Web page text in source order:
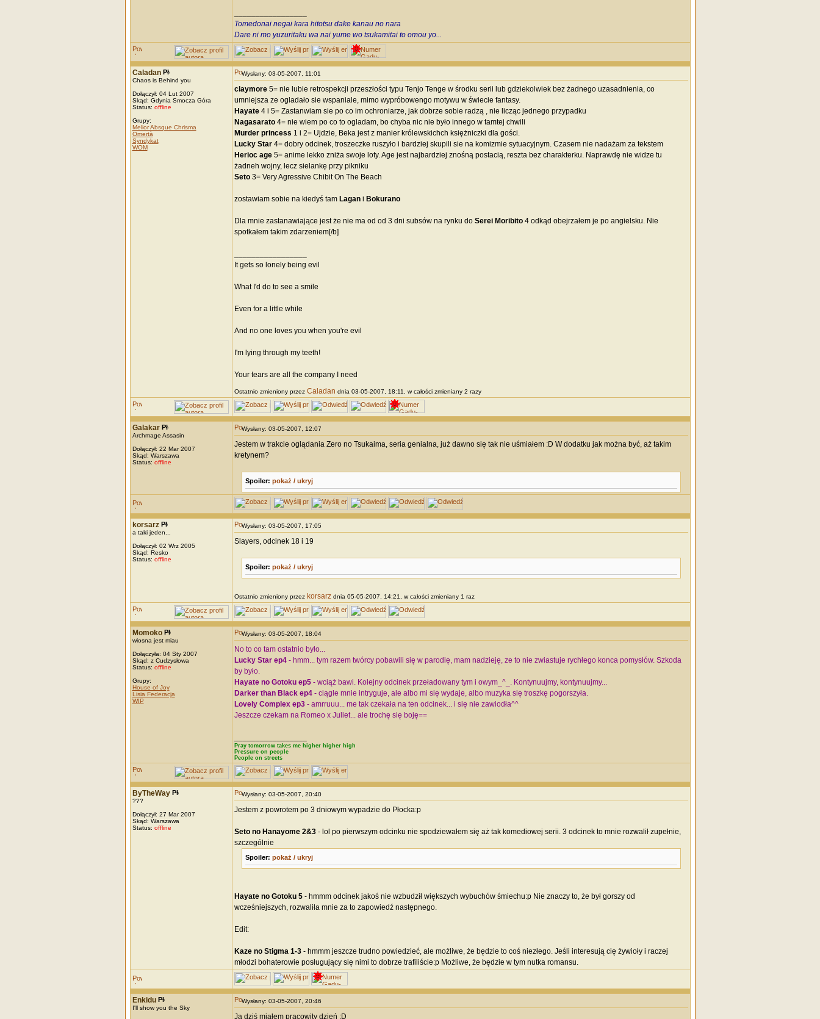
Tomedonai negai kara hitotsu dake kanau no nara
Dare ni mo yuzuritaku wa nai yume wo tsukamitai to omou yo...
Caladan
Chaos is Behind you
Dołączył: 04 Lut 2007
Skąd: Gdynia Smocza Góra
Status: offline
Grupy:
Melior Absque Chrisma
Omertà
Syndykat
WOM
Wysłany: 03-05-2007, 11:01
claymore 5= nie lubie retrospekcji przeszłości typu Tenjo Tenge w środku serii lub gdziekolwiek bez żadnego uzasadnienia, co
umniejsza ze ogladało sie wspaniale, mimo wypróbowengo motywu w świecie fantasy.
Hayate 4 i 5= Zastanwiam sie po co im ochroniarze, jak dobrze sobie radzą , nie licząc jednego przypadku
Nagasarato 4= nie wiem po co to ogladam, bo chyba nic nie było innego w tamtej chwili
Murder princess 1 i 2= Ujdzie, Beka jest z manier królewskichch księżniczki dla gości.
Lucky Star 4= dobry odcinek, troszeczke ruszyło i bardziej skupili sie na komizmie sytuacyjnym. Czasem nie nadażam za tekstem
Herioc age 5= anime lekko zniża swoje loty. Age jest najbardziej znośną postacią, reszta bez charakterku. Naprawdę nie widze tu
żadneh wojny, lecz sielankę przy pikniku
Seto3= Very Agressive Chibit On The Beach
zostawiam sobie na kiedyś tam Lagan i Bokurano
Dla mnie zastanawiające jest że nie ma od od 3 dni subsów na rynku do Serei Moribito 4 odkąd obejrzałem je po angielsku. Nie
spotkałem takim zdarzeniem[/b]
It gets so lonely being evil
What I'd do to see a smile
Even for a little while
And no one loves you when you're evil
I'm lying through my teeth!
Your tears are all the company I need
Ostatnio zmieniony przez Caladan dnia 03-05-2007, 18:11, w całości zmieniany 2 razy
Galakar
Archmage Assasin
Dołączył: 22 Mar 2007
Skąd: Warszawa
Status: offline
Wysłany: 03-05-2007, 12:07
Jestem w trakcie oglądania Zero no Tsukaima, seria genialna, już dawno się tak nie uśmiałem :D W dodatku jak można być, aż takim
kretynem?
Spoiler: pokaż / ukryj
korsarz
a taki jeden...
Dołączył: 02 Wrz 2005
Skąd: Resko
Status: offline
Wysłany: 03-05-2007, 17:05
Slayers, odcinek 18 i 19
Spoiler: pokaż / ukryj
Ostatnio zmieniony przez korsarzdnia 05-05-2007, 14:21, w całości zmieniany 1 raz
Momoko
wiosna jest miau
Dołączyła: 04 Sty 2007
Skąd: z Cudzysłowa
Status: offline
Grupy:
House of Joy
Lisia Federacja
WIP
Wysłany: 03-05-2007, 18:04
No to co tam ostatnio było...
Lucky Star ep4- hmm... tym razem twórcy pobawili się w parodię, mam nadzieję, ze to nie zwiastuje rychłego konca pomysłów. Szkoda
by było.
Hayate no Gotoku ep5- wciąż bawi. Kolejny odcinek przeładowany tym i owym_^_. Kontynuujmy, kontynuujmy...
Darker than Black ep4- ciągle mnie intryguje, ale albo mi się wydaje, albo muzyka się troszkę pogorszyła.
Lovely Complex ep3- amrruuu... me tak czekała na ten odcinek... i się nie zawiodła^^
Jeszcze czekam na Romeo x Juliet... ale trochę się boję==
Pray tomorrow takes me higher higher high
Pressure on people
People on streets
ByTheWay
???
Dołączył: 27 Mar 2007
Skąd: Warszawa
Status: offline
Wysłany: 03-05-2007, 20:40
Jestem z powrotem po 3 dniowym wypadzie do Płocka:p
Seto no Hanayome 2&3- lol po pierwszym odcinku nie spodziewałem się aż tak komediowej serii. 3 odcinek to mnie rozwalił zupełnie,
szczególnie
Spoiler: pokaż / ukryj
Hayate no Gotoku 5- hmmm odcinek jakoś nie wzbudził większych wybuchów śmiechu:p Nie znaczy to, że był gorszy od
wcześniejszych, rozwaliła mnie za to zapowiedź następnego.
Edit:
Kaze no Stigma 1-3- hmmm jeszcze trudno powiedzieć, ale możliwe, że będzie to coś niezłego. Jeśli interesują cię żywioły i raczej
młodzi bohaterowie posługujący się nimi to dobrze trafiliście:p Możliwe, że będzie w tym nutka romansu.
Enkidu
I'll show you the Sky
Wysłany: 03-05-2007, 20:46
Ja dziś miałem pracowity dzień :D